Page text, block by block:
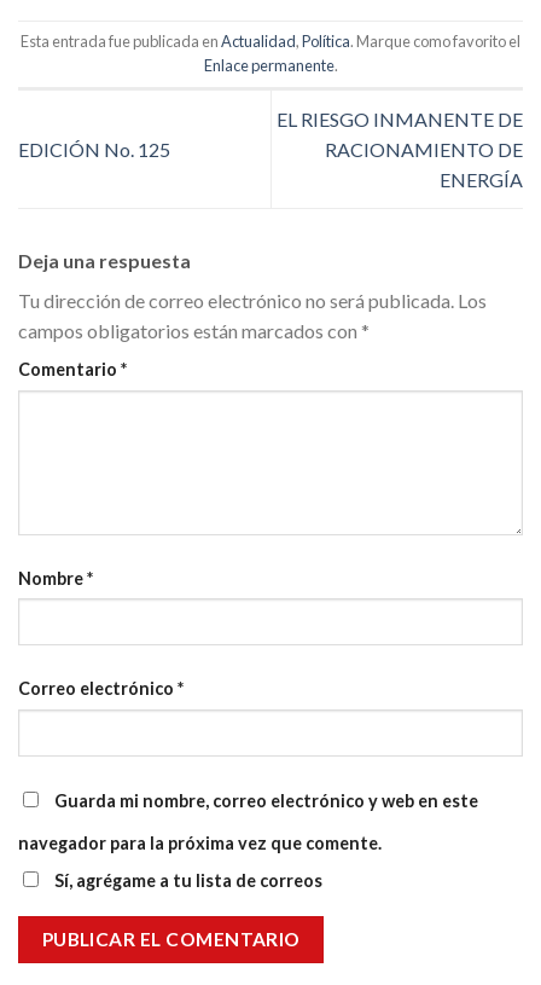
Esta entrada fue publicada enActualidad,Política. Marque como favorito el
Enlace permanente.
EDICIÓN No. 125
EL RIESGO INMANENTE DE
RACIONAMIENTO DE
ENERGÍA
Deja una respuesta
Tu dirección de correo electrónico no será publicada. Los
campos obligatorios están marcados con *
Comentario *
Nombre*
Correo electrónico *
Guarda mi nombre, correo electrónico y web en este
navegador para la próxima vez que comente.
Sí, agrégame a tu lista de correos